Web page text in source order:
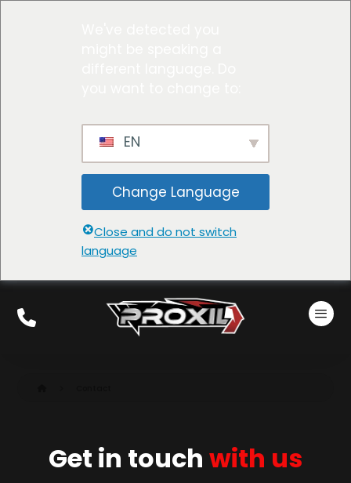
EN
Change Language
Close and do not switch
language
Get in touch with us